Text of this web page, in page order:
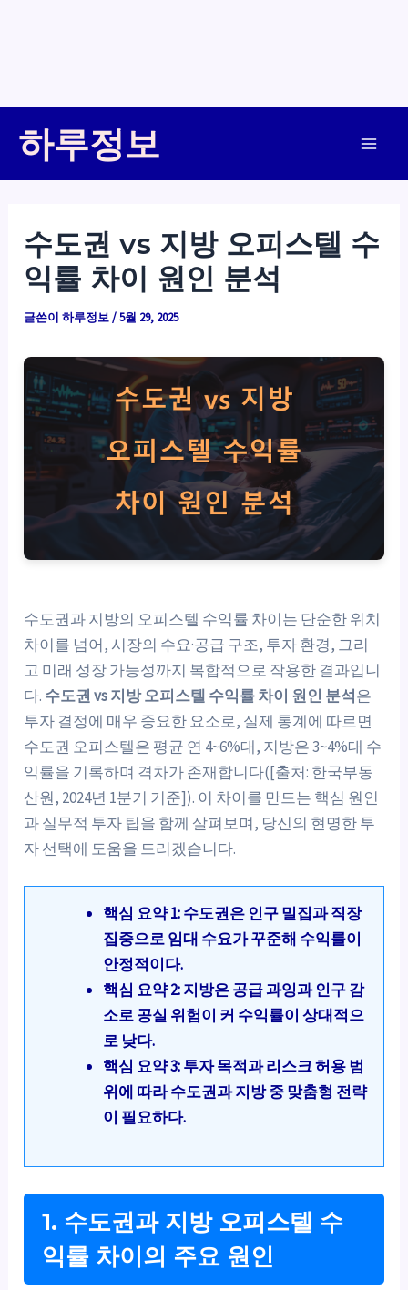
하루정보
수도권 vs 지방 오피스텔 수
익률 차이 원인 분석
글쓴이하루정보/5월 29, 2025
수도권과 지방의 오피스텔 수익률 차이는 단순한 위치
차이를 넘어, 시장의 수요·공급 구조, 투자 환경, 그리
고 미래 성장 가능성까지 복합적으로 작용한 결과입니
다. 수도권 vs 지방 오피스텔 수익률 차이 원인 분석은
투자 결정에 매우 중요한 요소로, 실제 통계에 따르면
수도권 오피스텔은 평균 연 4~6%대, 지방은 3~4%대 수
익률을 기록하며 격차가 존재합니다([출처: 한국부동
산원, 2024년 1분기 기준]). 이 차이를 만드는 핵심 원인
과 실무적 투자 팁을 함께 살펴보며, 당신의 현명한 투
자 선택에 도움을 드리겠습니다.
핵심 요약 1: 수도권은 인구 밀집과 직장
집중으로 임대 수요가 꾸준해 수익률이
안정적이다.
핵심 요약 2: 지방은 공급 과잉과 인구 감
소로 공실 위험이 커 수익률이 상대적으
로 낮다.
핵심 요약 3: 투자 목적과 리스크 허용 범
위에 따라 수도권과 지방 중 맞춤형 전략
이 필요하다.
1. 수도권과 지방 오피스텔 수
익률 차이의 주요 원인